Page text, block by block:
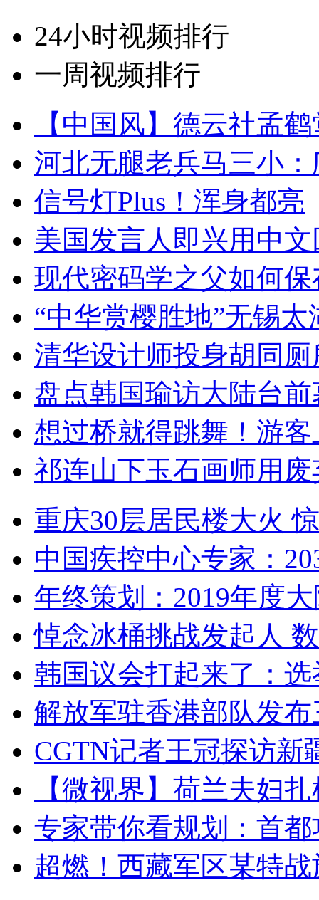
24小时视频排行
一周视频排行
【中国风】德云社孟
河北无腿老兵马三小
信号灯Plus！浑身都亮
美国发言人即兴用中
现代密码学之父如何
“中华赏樱胜地”无锡
清华设计师投身胡同
盘点韩国瑜访大陆台
想过桥就得跳舞！游客
祁连山下玉石画师用
重庆30层居民楼大火
中国疾控中心专家：
年终策划：2019年度
悼念冰桶挑战发起人
韩国议会打起来了：
解放军驻香港部队发
CGTN记者王冠探访新
【微视界】荷兰夫妇
专家带你看规划：首
超燃！西藏军区某特